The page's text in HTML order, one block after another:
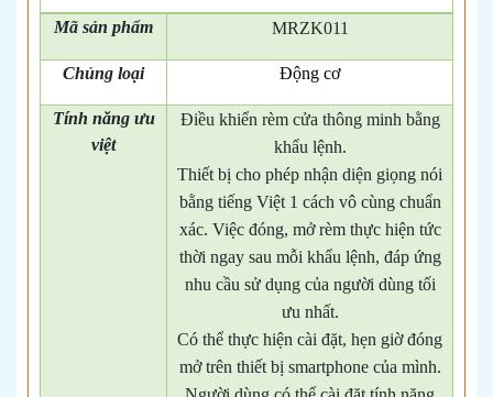
Mã sản phẩm MRZK011
Chủng loại Động cơ
Tính năng ưu
việt
Điều khiển rèm cửa thông minh bằng
khẩu lệnh.
Thiết bị cho phép nhận diện giọng nói
bằng tiếng Việt 1 cách vô cùng chuẩn
xác. Việc đóng, mở rèm thực hiện tức
thời ngay sau mỗi khẩu lệnh, đáp ứng
nhu cầu sử dụng của người dùng tối
ưu nhất.
Có thể thực hiện cài đặt, hẹn giờ đóng
mở trên thiết bị smartphone của mình.